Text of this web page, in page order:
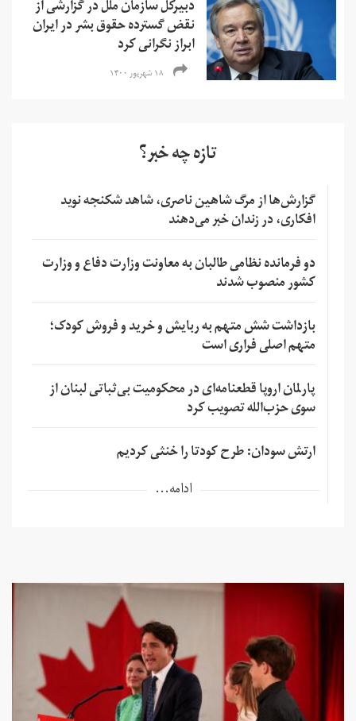
دبیرکل سازمان ملل در گزارشی از
نقض گسترده حقوق بشر در ایران
ابراز نگرانی کرد
۱۸ شهریور ۱۴۰۰
تازه چه خبر؟
گزارش‌ها از مرگ شاهین ناصری، شاهد شکنجه نوید
افکاری، در زندان خبر می‌دهند
دو فرمانده نظامی طالبان به معاونت وزارت دفاع و وزارت
کشور منصوب شدند
بازداشت شش متهم به ربایش و خرید و فروش کودک؛
متهم اصلی فراری است
پارلمان اروپا قطعنامه‌ای در محکومیت بی‌ثباتی لبنان از
سوی حزب‌الله تصویب کرد
ارتش سودان: طرح کودتا را خنثی کردیم
ادامه...